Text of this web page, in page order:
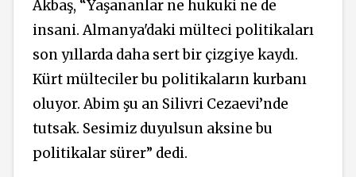
Akbaş, “Yaşananlar ne hukuki ne de
insani. Almanya'daki mülteci politikaları
son yıllarda daha sert bir çizgiye kaydı.
Kürt mülteciler bu politikaların kurbanı
oluyor. Abim şu an Silivri Cezaevi’nde
tutsak. Sesimiz duyulsun aksine bu
politikalar sürer” dedi.